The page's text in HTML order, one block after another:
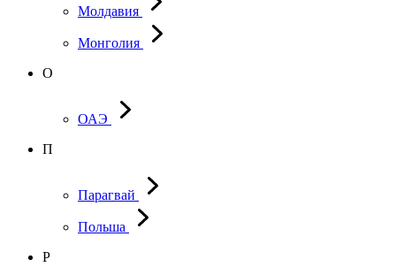
Молдавия
Монголия
О
ОАЭ
П
Парагвай
Польша
Р